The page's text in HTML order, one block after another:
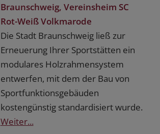
Braunschweig, Vereinsheim SC
Rot-Weiß Volkmarode
Die Stadt Braunschweig ließ zur
Erneuerung Ihrer Sportstätten ein
modulares Holzrahmensystem
entwerfen, mit dem der Bau von
Sportfunktionsgebäuden
kostengünstig standardisiert wurde.
Weiter...